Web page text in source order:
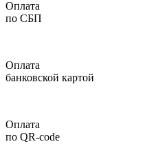
Оплата
по СБП
Оплата
банковской картой
Оплата
по QR-code